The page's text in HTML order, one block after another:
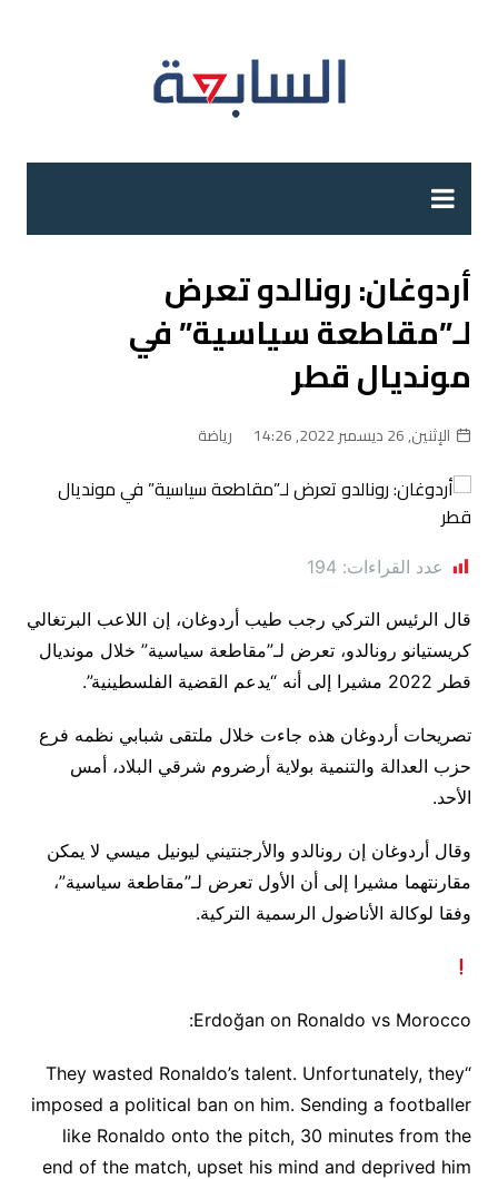
أردوغان: رونالدو تعرض
لـ”مقاطعة سياسية” في
مونديال قطر
الإثنين, 26 ديسمبر 2022, 14:26 رياضة
عدد القراءات: 194
قال الرئيس التركي رجب طيب أردوغان، إن اللاعب البرتغالي
كريستيانو رونالدو، تعرض لـ”مقاطعة سياسية” خلال مونديال
قطر 2022 مشيرا إلى أنه “يدعم القضية الفلسطينية”.
تصريحات أردوغان هذه جاءت خلال ملتقى شبابي نظمه فرع
حزب العدالة والتنمية بولاية أرضروم شرقي البلاد، أمس
الأحد.
وقال أردوغان إن رونالدو والأرجنتيني ليونيل ميسي لا يمكن
مقارنتهما مشيرا إلى أن الأول تعرض لـ”مقاطعة سياسية”،
وفقا لوكالة الأناضول الرسمية التركية.
Erdoğan on Ronaldo vs Morocco:
“They wasted Ronaldo’s talent. Unfortunately, they
imposed a political ban on him. Sending a footballer
like Ronaldo onto the pitch, 30 minutes from the
end of the match, upset his mind and deprived him